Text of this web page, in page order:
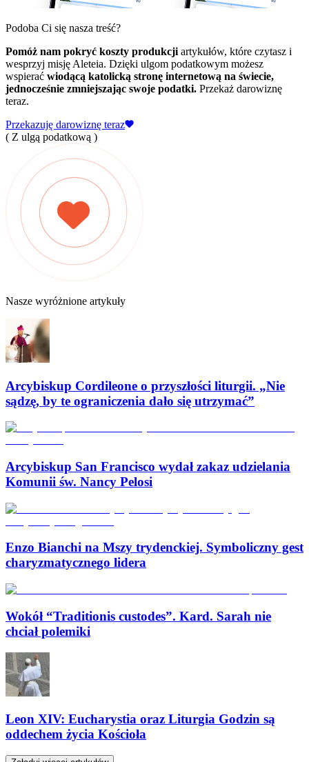
Podoba Ci się nasza treść?
Pomóż nam pokryć koszty produkcji artykułów, które czytasz i
wesprzyj misję Aleteia. Dzięki ulgom podatkowym możesz
wspierać wiodącą katolicką stronę internetową na świecie,
jednocześnie zmniejszając swoje podatki. Przekaż darowiznę
teraz.
Przekazuję darowiznę teraz
( Z ulgą podatkową )
Nasze wyróżnione artykuły
Arcybiskup Cordileone o przyszłości liturgii. „Nie
sądzę, by te ograniczenia dało się utrzymać”
Arcybiskup San Francisco wydał zakaz udzielania
Komunii św. Nancy Pelosi
Enzo Bianchi na Mszy trydenckiej. Symboliczny gest
charyzmatycznego lidera
Wokół “Traditionis custodes”. Kard. Sarah nie
chciał polemiki
Leon XIV: Eucharystia oraz Liturgia Godzin są
oddechem życia Kościoła